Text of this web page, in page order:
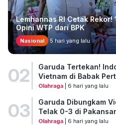
Lemhannas RI Cetak
Opini WTP dari BPK
Nasional 5 hari yang lalu
02
Garuda Tertekan!
Vietnam di Babak
Olahraga| 6 hari yang lalu
03
Garuda Dibungkam
Telak 0-3 di
Olahraga| 6 hari yang lalu